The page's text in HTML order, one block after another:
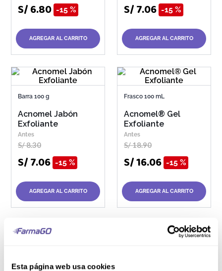
Esta página web usa cookies
S/6.80 15 %
AGREGAR AL CARRITO
S/7.06 15 %
AGREGAR AL CARRITO
Barra 100 g
Acnomel Jabón
Exfoliante
S/8.30
S/7.06 15 %
AGREGAR AL CARRITO
Frasco 100 mL
Acnomel® Gel
Exfoliante
S/18.90
S/16.06 15 %
AGREGAR AL CARRITO